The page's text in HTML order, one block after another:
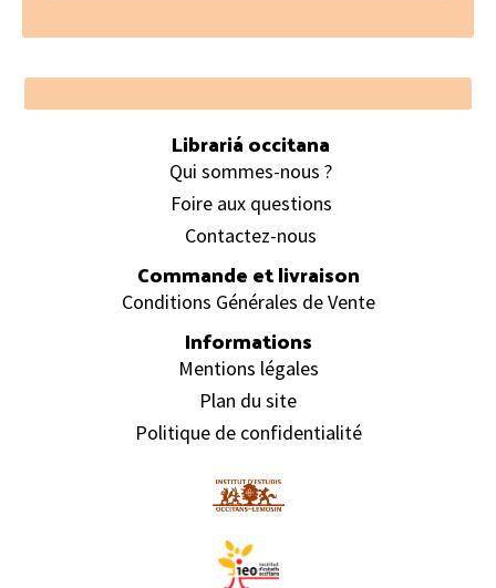
Footer
Librariá occitana
Qui sommes-nous ?
Foire aux questions
Contactez-nous
Commande et livraison
Conditions Générales de Vente
Informations
Mentions légales
Plan du site
Politique de confidentialité